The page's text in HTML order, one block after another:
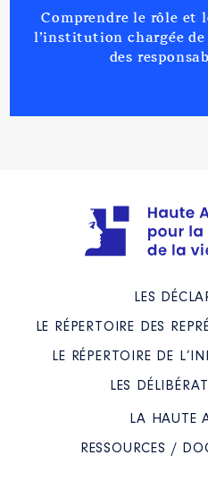
Comprendre le rôle et
l’institution chargée
des
LES
LE RÉPERTOIRE DES
LE RÉPERTOIRE DE
LES
LA HAUTE
RESSOURCES /